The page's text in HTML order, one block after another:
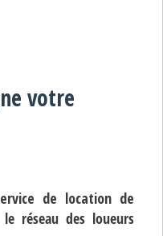
votre
de location de
réseau des loueurs